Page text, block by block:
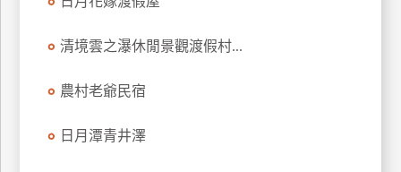
清境雲之瀑休閒景觀渡假村...
農村老爺民宿
日月潭青井澤